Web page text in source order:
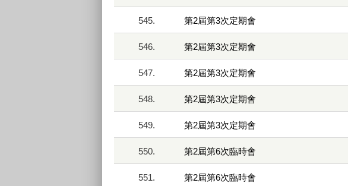
545. 第2屆第3次定期會
546. 第2屆第3次定期會
547. 第2屆第3次定期會
548. 第2屆第3次定期會
549. 第2屆第3次定期會
550. 第2屆第6次臨時會
551. 第2屆第6次臨時會